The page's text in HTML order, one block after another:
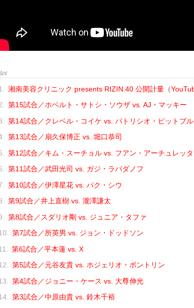
湘南美容クリニック presents RIZIN.40 公開計量（
第15試合／ホベルト・サトシ・ソウザ vs. AJ・マッキー
第14試合／クレベル・コイケ vs. パトリシオ・ピットブル
第13試合／扇久保博正 vs. 堀口恭司
第12試合／キム・スーチョル vs. フアン・アーチュレッタ
第11試合／武田光司 vs. ガジ・ラバダノフ
第10試合／伊澤星花 vs. パク・シウ
第9試合／井上直樹 vs. 瀧澤謙太
第8試合／スダリオ剛 vs. ジュニア・タファ
第7試合／所英男 vs. ジョン・ドッドソン
第6試合／平本蓮 vs. X
第5試合／元谷友貴 vs. ホジェリオ・ボントリン
第4試合／ジョニー・ケース vs. 大尊伸光
第3試合／中原由貴 vs. 鈴木千裕